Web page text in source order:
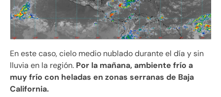
En este caso, cielo medio nublado durante el día y sin
lluvia en la región. Por la mañana, ambiente frío a
muy frío con heladas en zonas serranas de Baja
California.